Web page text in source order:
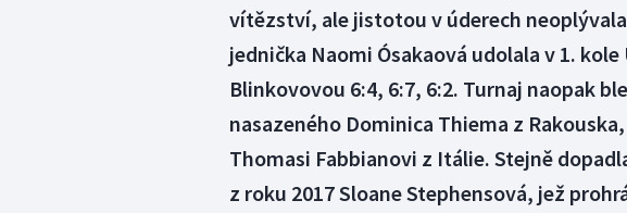
vítězství, ale jistotou v úderech
jednička Naomi Ósakaová udolala v 1. kole
Blinkovovou 6:4, 6:7, 6:2. Turnaj naopak
nasazeného Dominica Thiema z
Thomasi Fabbianovi z Itálie. Stejně
z roku 2017 Sloane Stephensová, jež